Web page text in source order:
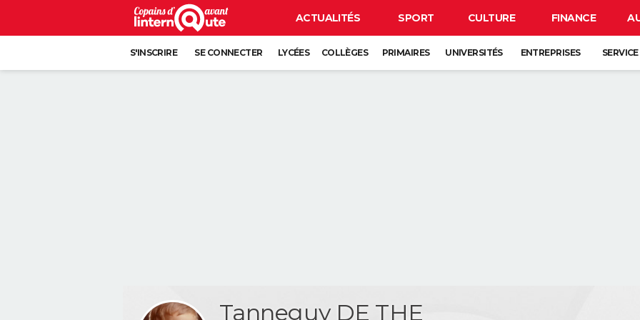
ACTUALITÉS SPORT CULTURE FINANCE
S'INSCRIRE SE CONNECTER LYCÉES COLLÈGES PRIMAIRES UNIVERSITÉS ENTREPRISES
Tanneguy DE THE